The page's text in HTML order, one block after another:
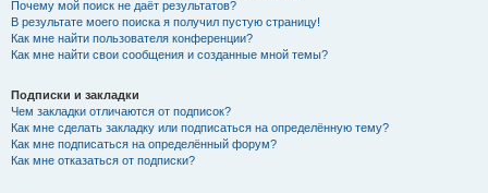
Почему мой поиск не даёт результатов?
В результате моего поиска я получил пустую страницу!
Как мне найти пользователя конференции?
Как мне найти свои сообщения и созданные мной темы?
Подписки и закладки
Чем закладки отличаются от подписок?
Как мне сделать закладку или подписаться на определённую тему?
Как мне подписаться на определённый форум?
Как мне отказаться от подписки?